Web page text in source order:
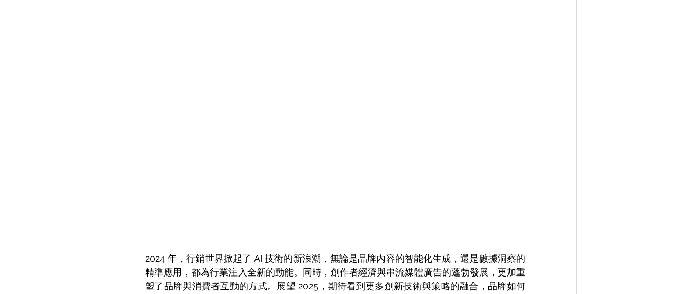
2024 年，行銷世界掀起了 AI 技術的新浪潮，無論是品牌內容的智能化生成，還是數據洞察的
精準應用，都為行業注入全新的動能。同時，創作者經濟與串流媒體廣告的蓬勃發展，更加重
塑了品牌與消費者互動的方式。展望 2025，期待看到更多創新技術與策略的融合，品牌如何